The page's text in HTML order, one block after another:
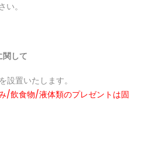
。
関して
設置いたします。
/飲食物/液体類のプレゼントは固